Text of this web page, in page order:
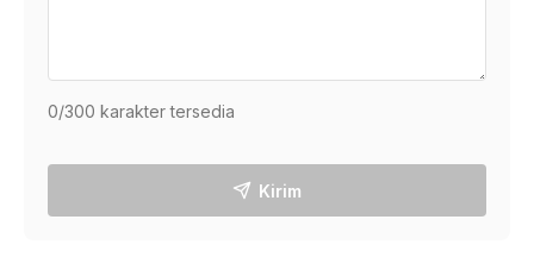
0/300 karakter tersedia
Kirim